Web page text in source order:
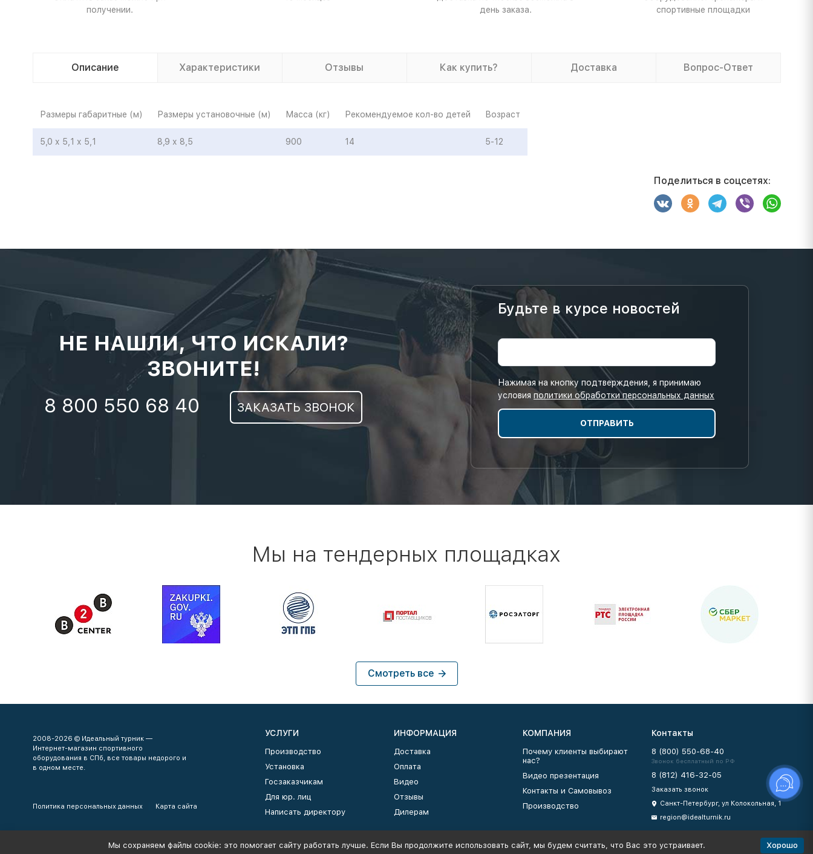
получении.
день заказа.
спортивные площадки
Описание Характеристики Отзывы Как купить? Доставка Вопрос-Ответ
Размеры габаритные (м) Размеры установочные (м) Масса (кг) Рекомендуемое кол-во детей Возраст
5,0 х 5,1 х 5,1 8,9 х 8,5 900 14 5-12
Поделиться в соцсетях:
НЕ НАШЛИ, ЧТО ИСКАЛИ?
ЗВОНИТЕ!
8 800 550 68 40 ЗАКАЗАТЬ ЗВОНОК
Будьте в курсе новостей
Нажимая на кнопку подтверждения, я принимаю
условия политики обработки персональных данных
Мы на тендерных площадках
Смотреть все
2008-2026 © Идеальный турник —
Интернет-магазин спортивного
оборудования в СПб, все товары недорого и
в одном месте.
Политика персональных данных Карта сайта
УСЛУГИ
Производство
Установка
Госзаказчикам
Для юр. лиц
Написать директору
ИНФОРМАЦИЯ
Доставка
Оплата
Видео
Отзывы
Дилерам
КОМПАНИЯ
Почему клиенты выбирают
нас?
Видео презентация
Контакты и Самовывоз
Производство
Контакты
8 (800) 550-68-40
Звонок бесплатный по РФ
8 (812) 416-32-05
Заказать звонок
Санкт-Петербург, ул Колокольная, 1
region@idealturnik.ru
Мы сохраняем файлы cookie: это помогает сайту работать лучше. Если Вы продолжите использовать сайт, мы будем считать, что Вас это устраивает. Хорошо